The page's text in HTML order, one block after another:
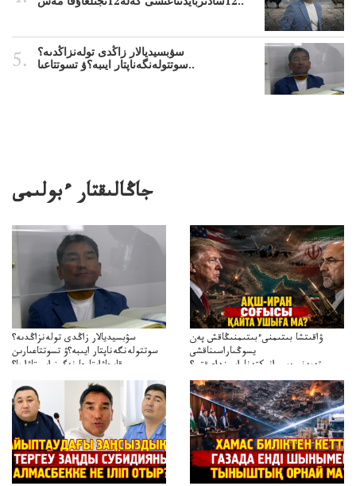
سۋبسيديالار زاڭدى تولەنزاڭدىە؟
سوتتولەنگەناپتار ايىبە؟ۋ تسوتتاعىا..
جاڭالىقتار ءبولىمى
سۋبسيديالار زاڭدى تولەنزاڭدىە؟
سوتتولەنگەناپتار ايىبە؟ۋ تسوتتاعىارىن
قايجاۋاپتارعا نەگىز ايىپتاۋا ما؟
تۇجىرىمدارىنقايتاقاراۋعانەگىزبولاالاما؟
ۋاقىتشا بىتىمنىءبىتىمنىڭاقش پەن
يسوڭىاراسىناقشى
تەپەنىرەسيرانىكتەناراسىنداعىقتى؟
تەكەتىرەسنەلىكتەنقايتاۋشىقتى؟